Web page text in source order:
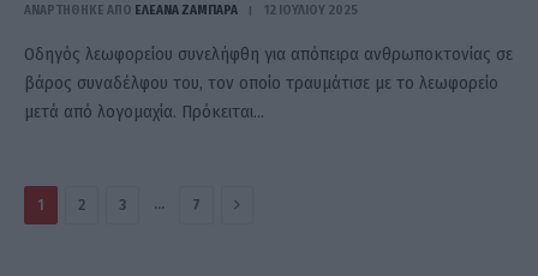
ΑΝΑΡΤΗΘΗΚΕ ΑΠΟ ΕΛΕΑΝΑ ΖΑΜΠΑΡΑ 12 ΙΟΥΛΊΟΥ 2025
Οδηγός λεωφορείου συνελήφθη για απόπειρα ανθρωποκτονίας σε
βάρος συναδέλφου του, τον οποίο τραυμάτισε με το λεωφορείο
μετά από λογομαχία. Πρόκειται…
1 2 3 … 7 Επόμενο